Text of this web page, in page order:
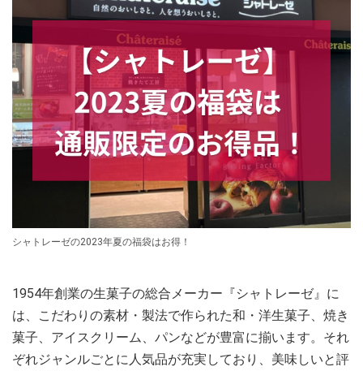
シャトレーゼの2023年夏の福袋はお得！
1954年創業の生菓子の総合メーカー『シャトレーゼ』に
は、こだわりの素材・製法で作られた和・洋生菓子、焼き
菓子、アイスクリーム、パンなどが豊富に揃います。それ
ぞれジャンルごとに人気品が充実しており、美味しいと評